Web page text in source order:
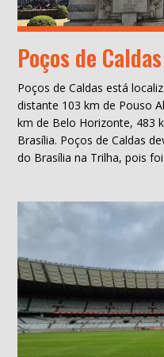
Poços de
Poços de Caldas está
distante 103 km de Pouso
km de Belo Horizonte, 483
Brasília. Poços de Caldas
do Brasília na Trilha, pois